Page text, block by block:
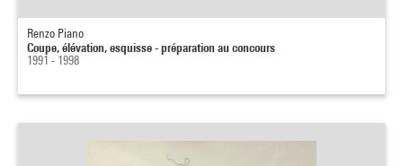
Renzo Piano
Coupe, élévation, esquisse - préparation au concours
1991 - 1998